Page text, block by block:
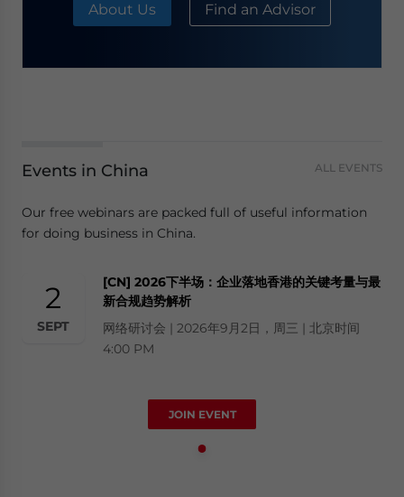
About Us Find an Advisor
Events in China ALL EVENTS
Our free webinars are packed full of useful information
for doing business in China.
2
SEPT
[CN] 2026下半场：企业落地香港的关键考量与最
新合规趋势解析
网络研讨会 | 2026年9月2日，周三 | 北京时间
4:00 PM
JOIN EVENT